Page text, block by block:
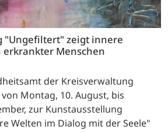
"Ungefiltert" zeigt innere
erkrankter Menschen
der Kreisverwaltung
Montag, 10. August, bis
zur Kunstausstellung
Welten im Dialog mit der Seele"